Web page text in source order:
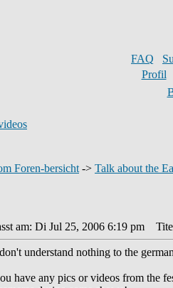
FAQ
Profil
Foren-bersicht -> Talk about the
am: Di Jul 25, 2006 6:19 pm
understand nothing to the
have any pics or videos from the